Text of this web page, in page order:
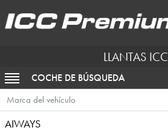
LLANTAS ICC
ACTIVAR NAVEGACIÓN
COCHE DE BÚSQUEDA
Marca del vehículo
AIWAYS